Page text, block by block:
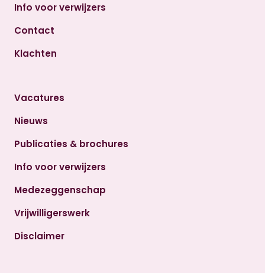
Info voor verwijzers
Contact
Klachten
Vacatures
Nieuws
Publicaties & brochures
Info voor verwijzers
Medezeggenschap
Vrijwilligerswerk
Disclaimer